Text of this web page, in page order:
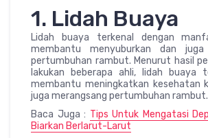
1. Lidah Buaya
Lidah buaya terkenal dengan
membantu menyuburkan dan juga
pertumbuhan rambut. Menurut hasil
lakukan beberapa ahli, lidah buaya
membantu meningkatkan kesehatan
juga merangsang pertumbuhan rambut.
Baca Juga : Tips Untuk Mengatasi
Biarkan Berlarut-Larut